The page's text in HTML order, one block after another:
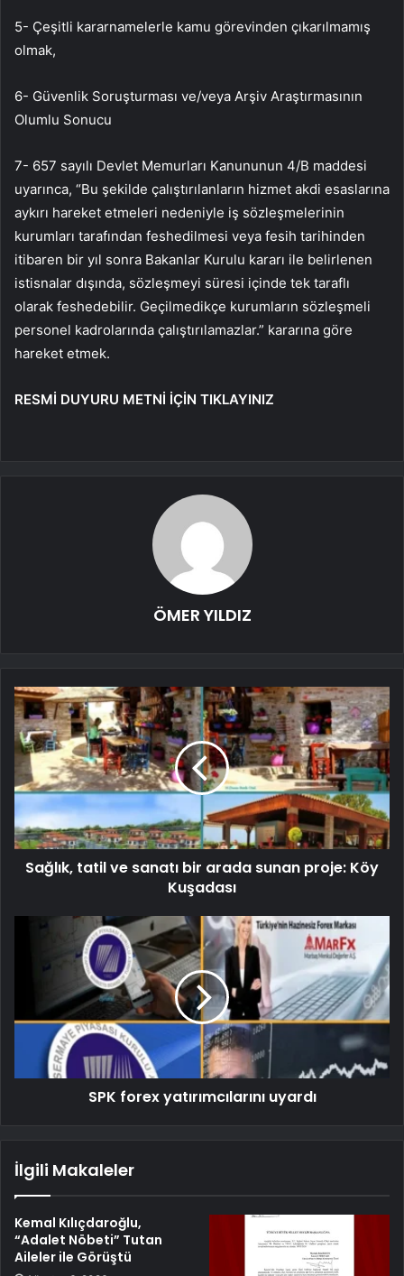
5- Çeşitli kararnamelerle kamu görevinden çıkarılmamış
olmak,
6- Güvenlik Soruşturması ve/veya Arşiv Araştırmasının
Olumlu Sonucu
7- 657 sayılı Devlet Memurları Kanununun 4/B maddesi
uyarınca, “Bu şekilde çalıştırılanların hizmet akdi esaslarına
aykırı hareket etmeleri nedeniyle iş sözleşmelerinin
kurumları tarafından feshedilmesi veya fesih tarihinden
itibaren bir yıl sonra Bakanlar Kurulu kararı ile belirlenen
istisnalar dışında, sözleşmeyi süresi içinde tek taraflı
olarak feshedebilir. Geçilmedikçe kurumların sözleşmeli
personel kadrolarında çalıştırılamazlar.” kararına göre
hareket etmek.
RESMİ DUYURU METNİ İÇİN TIKLAYINIZ
ÖMER YILDIZ
Sağlık, tatil ve sanatı bir arada sunan proje: Köy
Kuşadası
SPK forex yatırımcılarını uyardı
İlgili Makaleler
Kemal Kılıçdaroğlu,
“Adalet Nöbeti” Tutan
Aileler ile Görüştü